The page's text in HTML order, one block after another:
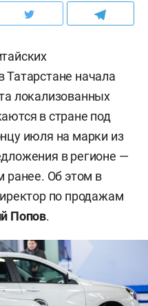
начала
локализованных
в стране под
июля на марки из
в регионе —
ранее. Об этом в
по продажам
Попов.